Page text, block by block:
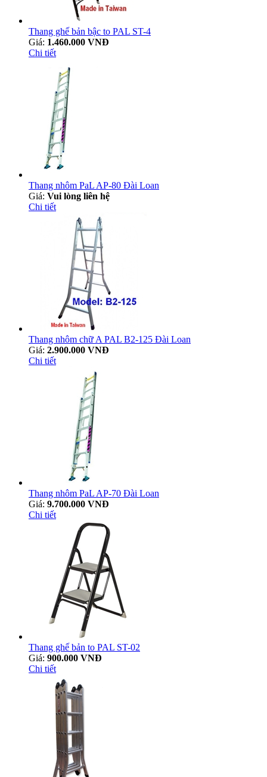
Thang ghế bản bậc to PAL ST-4
Giá: 1.460.000 VNĐ
Chi tiết
Thang nhôm PaL AP-80 Đài Loan
Giá: Vui lòng liên hệ
Chi tiết
Thang nhôm chữ A PAL B2-125 Đài Loan
Giá: 2.900.000 VNĐ
Chi tiết
Thang nhôm PaL AP-70 Đài Loan
Giá: 9.700.000 VNĐ
Chi tiết
Thang ghế bản to PAL ST-02
Giá: 900.000 VNĐ
Chi tiết